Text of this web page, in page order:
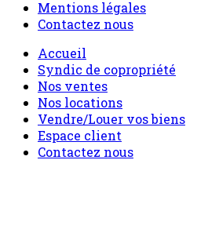
Mentions légales
Contactez nous
Accueil
Syndic de copropriété
Nos ventes
Nos locations
Vendre/Louer vos biens
Espace client
Contactez nous